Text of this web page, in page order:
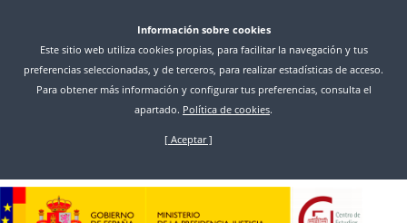
main
Información sobre cookies
Este sitio web utiliza cookies propias, para facilitar la navegación y tus
preferencias seleccionadas, y de terceros, para realizar estadísticas de acceso.
Para obtener más información y configurar tus preferencias, consulta el
apartado. Política de cookies.
[ Aceptar ]